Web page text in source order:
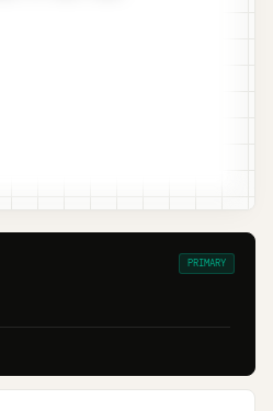
PRIMARY